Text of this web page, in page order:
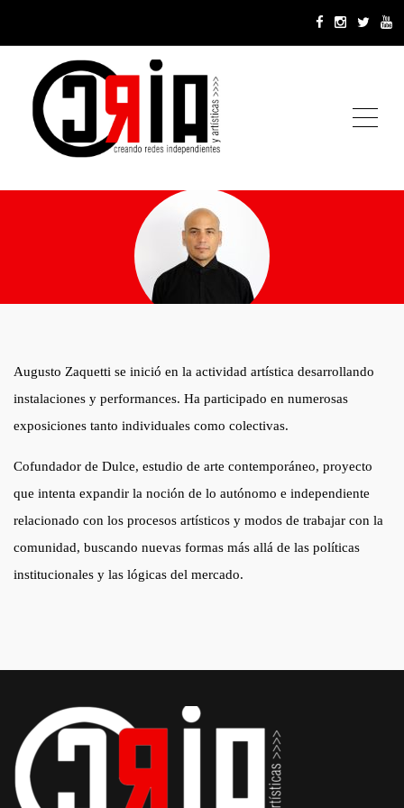
Augusto Zaquetti
Augusto Zaquetti se inició en la actividad artística desarrollando
instalaciones y performances. Ha participado en numerosas
exposiciones tanto individuales como colectivas.
Cofundador de Dulce, estudio de arte contemporáneo, proyecto
que intenta expandir la noción de lo autónomo e independiente
relacionado con los procesos artísticos y modos de trabajar con la
comunidad, buscando nuevas formas más allá de las políticas
institucionales y las lógicas del mercado.